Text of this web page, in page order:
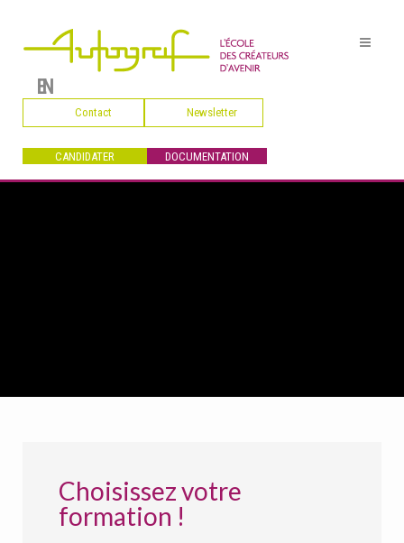
EN
Contact Newsletter
CANDIDATER DOCUMENTATION
Choisissez votre
formation !